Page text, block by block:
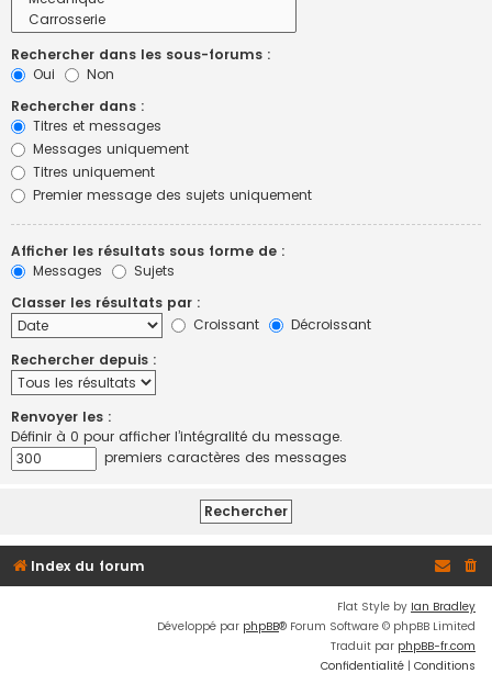
Rechercher dans les sous-forums :
Oui
Non
Rechercher dans :
Titres et messages
Messages uniquement
Titres uniquement
Premier message des sujets uniquement
Afficher les résultats sous forme de :
Messages
Sujets
Classer les résultats par :
Croissant
Décroissant
Rechercher depuis :
Renvoyer les :
Définir à 0 pour afficher l’intégralité du message.
premiers caractères des messages
Index du forum
Flat Style by Ian Bradley
Développé par phpBB® Forum Software © phpBB Limited
Traduit par phpBB-fr.com
Confidentialité | Conditions